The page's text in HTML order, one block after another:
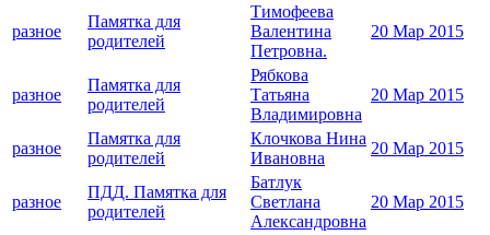
разное
Памятка для
родителей
Тимофеева
Валентина
Петровна.
20 Мар 2015
разное
Памятка для
родителей
Рябкова
Татьяна
Владимировна
20 Мар 2015
разное
Памятка для
родителей
Клочкова Нина
Ивановна
20 Мар 2015
разное
ПДД. Памятка для
родителей
Батлук
Светлана
Александровна
20 Мар 2015